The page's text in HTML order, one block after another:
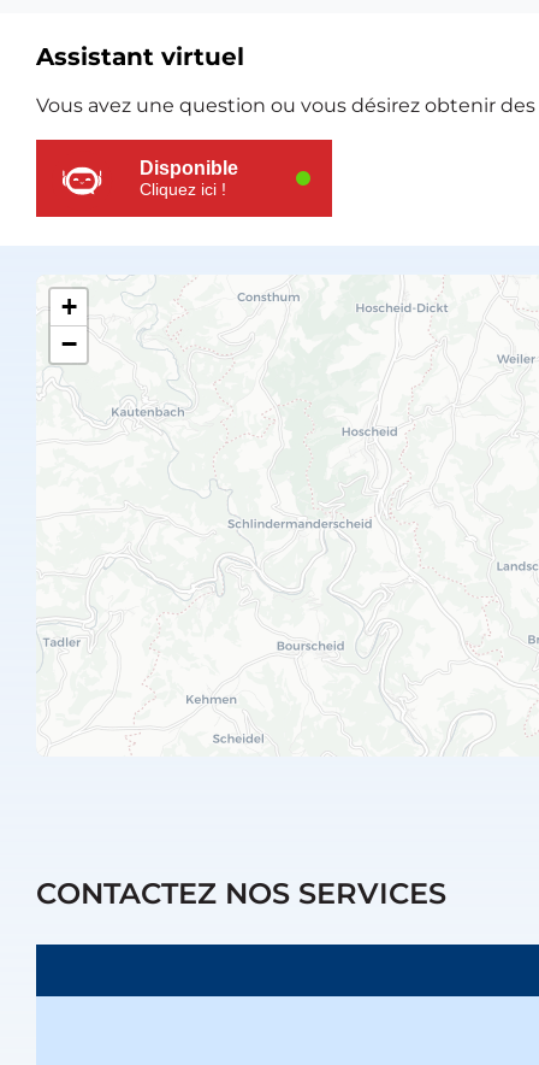
Ressources
supplémentaires
Assistant virtuel
Vous avez une question ou vous désirez obtenir
Disponible
Cliquez ici !
+
−
CONTACTEZ NOS SERVICES